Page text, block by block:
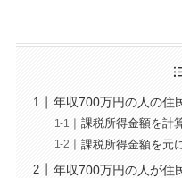
年収700万円の人の住
課税所得金額を計
課税所得金額を元
年収700万円の人が住